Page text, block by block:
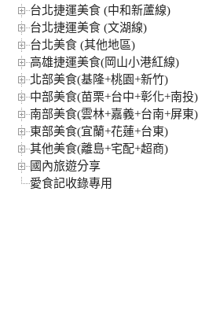
台北捷運美食 (中和新蘆線)
台北捷運美食 (文湖線)
台北美食 (其他地區)
高雄捷運美食(岡山小港紅線)
北部美食(基隆+桃園+新竹)
中部美食(苗栗+台中+彰化+南投)
南部美食(雲林+嘉義+台南+屏東)
東部美食(宜蘭+花蓮+台東)
其他美食(離島+宅配+超商)
國內旅遊分享
愛食記收錄專用